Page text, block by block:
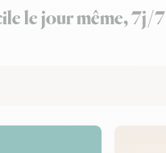
le jour même, 7j/7